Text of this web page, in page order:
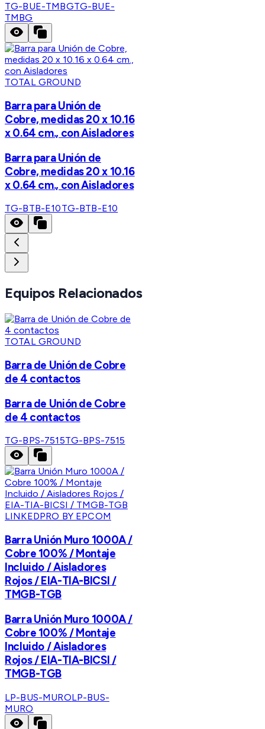
TG-BUE-TMBGTG-BUE-
TMBG
TOTAL GROUND
Barra para Unión de
Cobre, medidas 20 x 10.16
x 0.64 cm., con Aisladores
Barra para Unión de
Cobre, medidas 20 x 10.16
x 0.64 cm., con Aisladores
TG-BTB-E10TG-BTB-E10
Equipos Relacionados
TOTAL GROUND
Barra de Unión de Cobre
de 4 contactos
Barra de Unión de Cobre
de 4 contactos
TG-BPS-7515TG-BPS-7515
LINKEDPRO BY EPCOM
Barra Unión Muro 1000A /
Cobre 100% / Montaje
Incluido / Aisladores
Rojos / EIA-TIA-BICSI /
TMGB-TGB
Barra Unión Muro 1000A /
Cobre 100% / Montaje
Incluido / Aisladores
Rojos / EIA-TIA-BICSI /
TMGB-TGB
LP-BUS-MUROLP-BUS-
MURO